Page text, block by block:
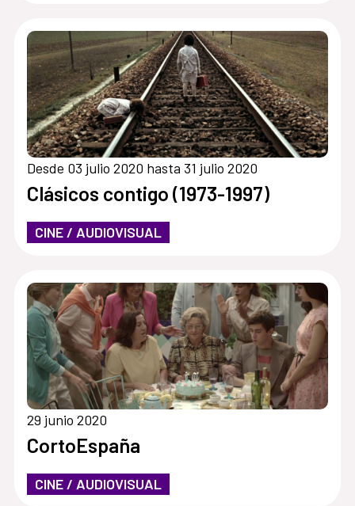
Desde 03 julio 2020 hasta 31 julio 2020
Clásicos contigo (1973-1997)
CINE / AUDIOVISUAL
29 junio 2020
CortoEspaña
CINE / AUDIOVISUAL